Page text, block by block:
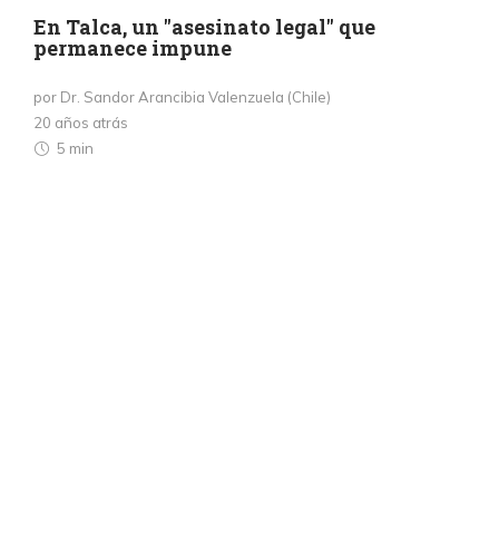
En Talca, un "asesinato legal" que
permanece impune
por Dr. Sandor Arancibia Valenzuela (Chile)
20 años atrás
5 min